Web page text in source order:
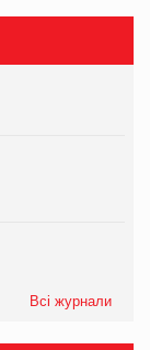
Всі журнали